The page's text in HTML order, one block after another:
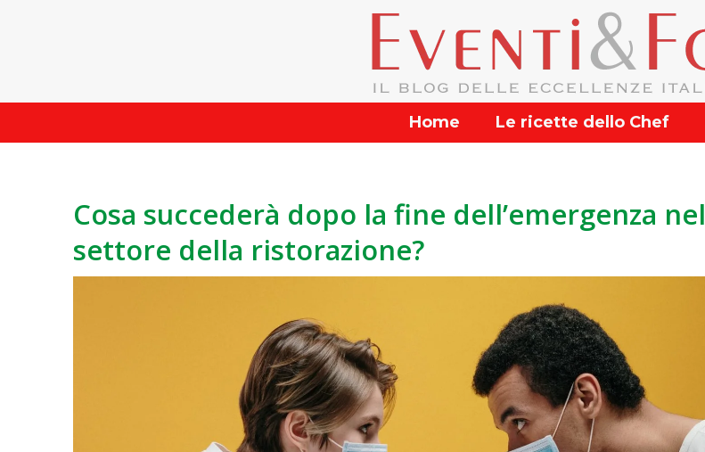
Home Le ricette dello Chef
Cosa succederà dopo la fine dell’emergenza nel
settore della ristorazione?